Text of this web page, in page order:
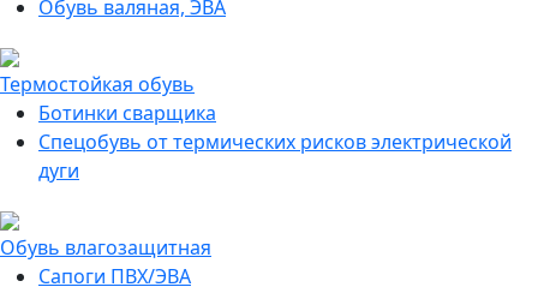
Обувь валяная, ЭВА
Термостойкая обувь
Ботинки сварщика
Спецобувь от термических рисков электрической
дуги
Обувь влагозащитная
Сапоги ПВХ/ЭВА